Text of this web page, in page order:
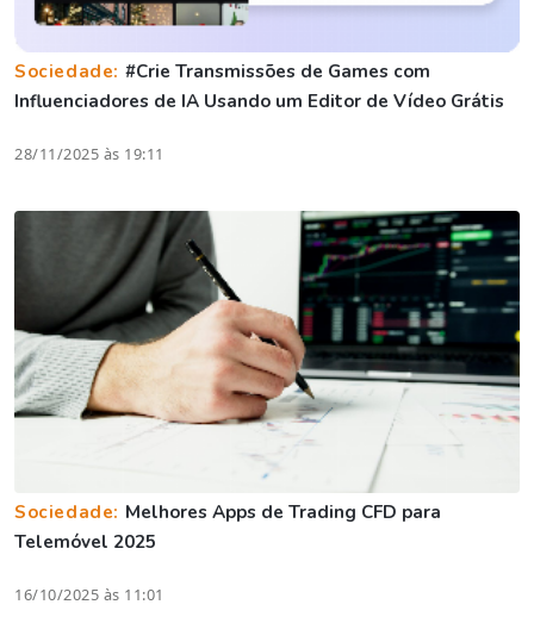
Sociedade: #Crie Transmissões de Games com
Influenciadores de IA Usando um Editor de Vídeo Grátis
28/11/2025 às 19:11
Sociedade: Melhores Apps de Trading CFD para
Telemóvel 2025
16/10/2025 às 11:01